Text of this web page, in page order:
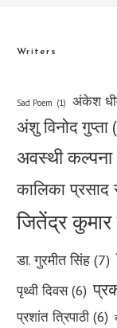
Writers
Sad Poem (1) अंकेश
अंशु विनोद गुप्ता
अवस्थी कल्पना
कालिका प्रसाद
जितेंद्र कुमार
डा. गुरमीत सिंह (7)
पृथ्वी दिवस (6)
प्रशांत त्रिपाठी (6)